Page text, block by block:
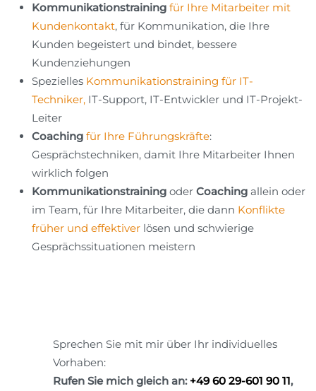
Kommunikationstraining für Ihre Mitarbeiter mit
Kundenkontakt, für Kommunikation, die Ihre
Kunden begeistert und bindet, bessere
Kundenziehungen
Spezielles Kommunikationstraining für IT-
Techniker, IT-Support, IT-Entwickler und IT-Projekt-
Leiter
Coaching für Ihre Führungskräfte:
Gesprächstechniken, damit Ihre Mitarbeiter Ihnen
wirklich folgen
Kommunikationstraining oder Coaching allein oder
im Team, für Ihre Mitarbeiter, die dann Konflikte
früher und effektiver lösen und schwierige
Gesprächssituationen meistern
Sprechen Sie mit mir über Ihr individuelles
Vorhaben:
Rufen Sie mich gleich an: +49 60 29-601 90 11,